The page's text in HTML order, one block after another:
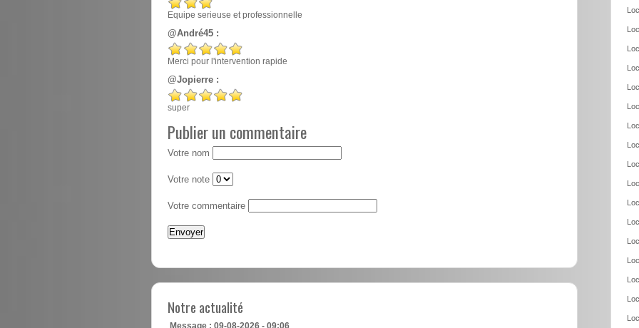
Equipe serieuse et professionnelle
@André45 :
Merci pour l'intervention rapide
@Jopierre :
super
Publier un commentaire
Votre nom
Votre note
Votre commentaire
Notre actualité